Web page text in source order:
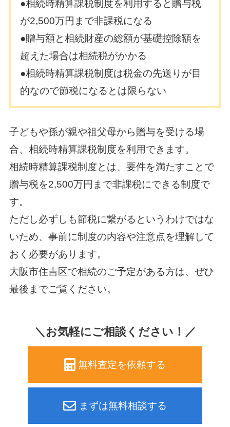
●相続時精算課税制度を利用すると贈与税
が2,500万円まで非課税になる
●贈与額と相続財産の総額が基礎控除額を
超えた場合は相続税がかかる
●相続時精算課税制度は税金の先送りが目
的なので節税になるとは限らない
子どもや孫が親や祖父母から贈与を受ける場
合、相続時精算課税制度を利用できます。
相続時精算課税制度とは、要件を満たすことで
贈与税を2,500万円まで非課税にできる制度で
す。
ただし必ずしも節税に繋がるというわけではな
いため、事前に制度の内容や注意点を理解して
おく必要があります。
大阪市住吉区で相続のご予定がある方は、ぜひ
最後までご覧ください。
＼お気軽にご相談ください！／
無料査定を依頼する
まずは無料相談する